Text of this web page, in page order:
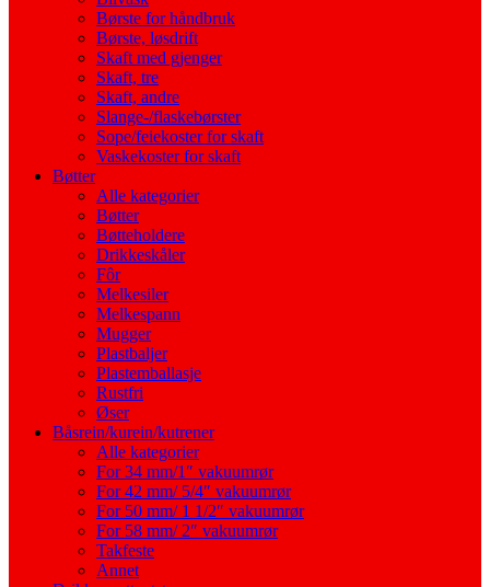
Børste for håndbruk
Børste, løsdrift
Skaft med gjenger
Skaft, tre
Skaft, andre
Slange-/flaskebørster
Sope/feiekoster for skaft
Vaskekoster for skaft
Bøtter
Alle kategorier
Bøtter
Bøtteholdere
Drikkeskåler
Fôr
Melkesiler
Melkespann
Mugger
Plastbaljer
Plastemballasje
Rustfri
Øser
Båsrein/kurein/kutrener
Alle kategorier
For 34 mm/1″ vakuumrør
For 42 mm/ 5/4″ vakuumrør
For 50 mm/ 1 1/2″ vakuumrør
For 58 mm/ 2″ vakuumrør
Takfeste
Annet